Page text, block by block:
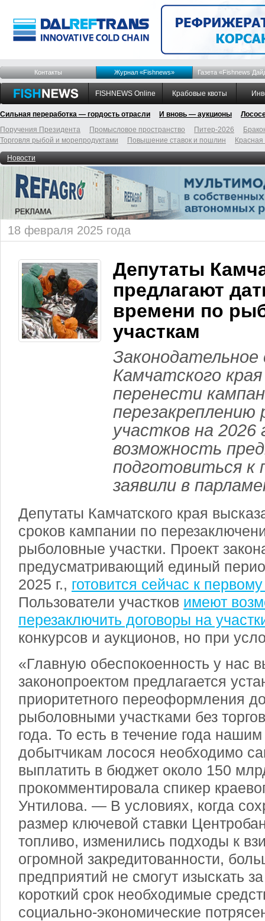
Контакты Журнал «Fishnews» Газета «Fishnews
FISHNEWS Online Крабовые квоты
Сильная переработка — гордость отрасли И вновь — аукционы
Поручения Президента
Промысловое пространство Питер-2026
Торговля рыбой и морепродуктами
Повышение ставок и пошлин
Новости
18 февраля 2025 года
Депутаты
предлагают
времени по
участкам
Законодательное
Камчатского
перенести
перезакреплению
участков на
возможность
подготовиться к
заявили в
Депутаты Камчатского края
сроков кампании по
рыболовные участки. Проект
предусматривающий единый
2025 г., готовится сейчас к
Пользователи участков имеют
перезаключить договоры на
конкурсов и аукционов, но при
«Главную обеспокоенность у нас
законопроектом предлагается
приоритетного переоформления
рыболовными участками без
года. То есть в течение года
добытчикам лосося необходимо
выплатить в бюджет около 150
прокомментировала спикер
Унтилова. — В условиях, когда
размер ключевой ставки
топливо, изменились подходы к
огромной закредитованности,
предприятий не смогут изыскать
короткий срок необходимые
социально-экономические